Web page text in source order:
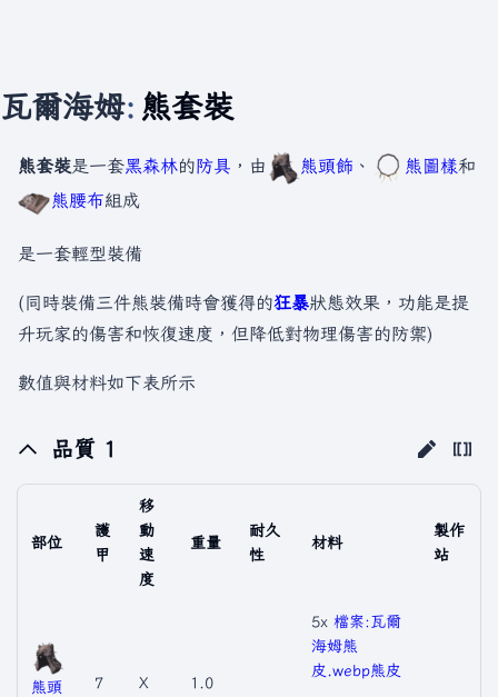
瓦爾海姆: 熊套裝
熊套裝是一套黑森林的防具 ，由 熊頭飾 、 熊圖樣和
熊腰布組成
是一套輕型裝備
(同時裝備三件熊裝備時會獲得的狂暴狀態效果，功能是提
升玩家的傷害和恢復速度，但降低對物理傷害的防禦)
數值與材料如下表所示
品質 1
部位
護
甲
移
動
速
度
重量
耐久
性
材料
製作
站
熊頭
7 X 1.0
5x 檔案:瓦爾
海姆熊
皮.webp熊皮